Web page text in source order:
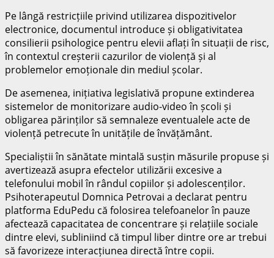
Pe lângă restricțiile privind utilizarea dispozitivelor
electronice, documentul introduce și obligativitatea
consilierii psihologice pentru elevii aflați în situații de risc,
în contextul creșterii cazurilor de violență și al
problemelor emoționale din mediul școlar.
De asemenea, inițiativa legislativă propune extinderea
sistemelor de monitorizare audio-video în școli și
obligarea părinților să semnaleze eventualele acte de
violență petrecute în unitățile de învățământ.
Specialiștii în sănătate mintală susțin măsurile propuse și
avertizează asupra efectelor utilizării excesive a
telefonului mobil în rândul copiilor și adolescenților.
Psihoterapeutul Domnica Petrovai a declarat pentru
platforma EduPedu că folosirea telefoanelor în pauze
afectează capacitatea de concentrare și relațiile sociale
dintre elevi, subliniind că timpul liber dintre ore ar trebui
să favorizeze interacțiunea directă între copii.